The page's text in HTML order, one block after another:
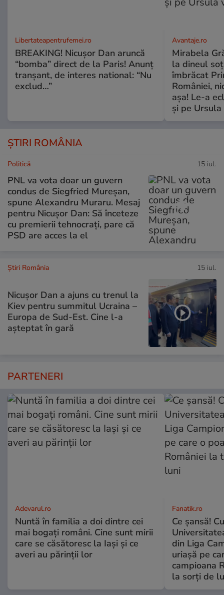
Libertateapentrufemei.ro
BREAKING! Nicușor Dan aruncă
“bomba” direct de la Paris! Anunț
tranșant, de interes national: “Nu
exclud…”
Avantaje.ro
Mirabela
la dineul
îmbrăcat
României,
așa! Le-a
și pe
ȘTIRI ROMÂNIA
Politică 15 iul.
PNL va vota doar un guvern
condus de Siegfried Mureșan,
spune Alexandru Muraru. Mesaj
pentru Nicușor Dan: Să înceteze
cu premierii tehnocrați, pare că
PSD are acces la el
Știri România 15 iul.
Nicușor Dan a ajuns cu trenul la
Kiev pentru summitul Ucraina –
Europa de Sud-Est. Cine l-a
așteptat în gară
PARTENERI
Adevarul.ro
Nuntă în familia a doi dintre cei
mai bogați români. Cine sunt mirii
care se căsătoresc la Iași și ce
averi au părinții lor
Fanatik.ro
Ce şansă!
din Liga
uriașă pe
campioana
la sorți de